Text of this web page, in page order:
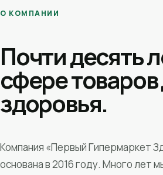
О КОМПАНИИ
Почти десять
сфере товаров
здоровья.
Компания «Первый Гипермаркет
основана в 2016 году. Много лет